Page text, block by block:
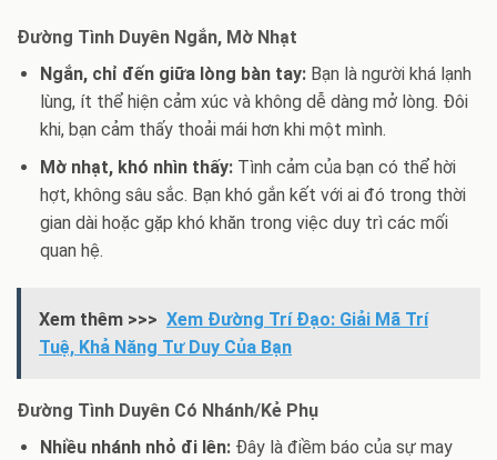
Đường Tình Duyên Ngắn, Mờ Nhạt
Ngắn, chỉ đến giữa lòng bàn tay:Bạn là người khá lạnh
lùng, ít thể hiện cảm xúc và không dễ dàng mở lòng. Đôi
khi, bạn cảm thấy thoải mái hơn khi một mình.
Mờ nhạt, khó nhìn thấy:Tình cảm của bạn có thể hời
hợt, không sâu sắc. Bạn khó gắn kết với ai đó trong thời
gian dài hoặc gặp khó khăn trong việc duy trì các mối
quan hệ.
Xem thêm >>> Xem Đường Trí Đạo: Giải Mã Trí
Tuệ, Khả Năng Tư Duy Của Bạn
Đường Tình Duyên Có Nhánh/Kẻ Phụ
Nhiều nhánh nhỏ đi lên:Đây là điềm báo của sự may